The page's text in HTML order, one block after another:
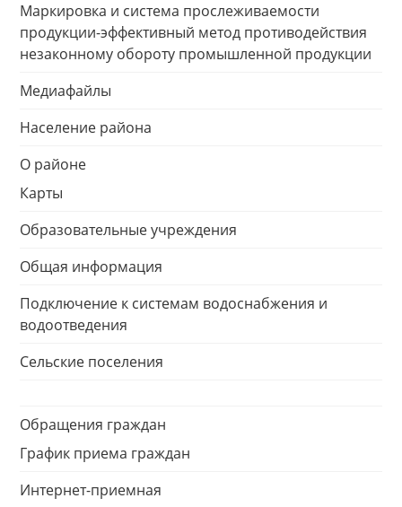
Маркировка и система прослеживаемости
продукции-эффективный метод противодействия
незаконному обороту промышленной продукции
Медиафайлы
Население района
О районе
Карты
Образовательные учреждения
Общая информация
Подключение к системам водоснабжения и
водоотведения
Сельские поселения
Обращения граждан
График приема граждан
Интернет-приемная